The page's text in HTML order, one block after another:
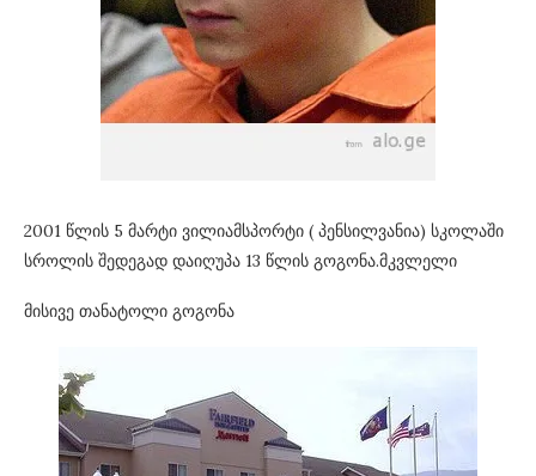
2001 წლის 5 მარტი ვილიამსპორტი ( პენსილვანია) სკოლაში
სროლის შედეგად დაიღუპა 13 წლის გოგონა.მკვლელი
მისივე თანატოლი გოგონა